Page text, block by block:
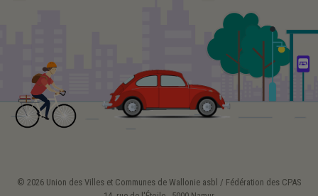
© 2026 Union des Villes et Communes de Wallonie asbl / Fédération des CPAS